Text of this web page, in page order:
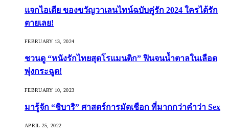
แจกไอเดีย ของขวัญวาเลนไทน์ฉบับคู่รัก 2024 ใครได้รัก
ตายเลย!
FEBRUARY 13, 2024
ชวนดู “หนังรักไทยสุดโรแมนติก” ฟินจนน้ำตาลในเลือด
พุ่งกระฉูด!
FEBRUARY 10, 2023
มารู้จัก “ชิบาริ” ศาสตร์การมัดเชือก ที่มากกว่าคำว่า Sex
APRIL 25, 2022